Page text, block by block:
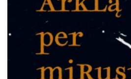
Negrožinė literatūra
El. knygos
Audioknygos
Knygos su autografais
KNYGOS PIGIAU